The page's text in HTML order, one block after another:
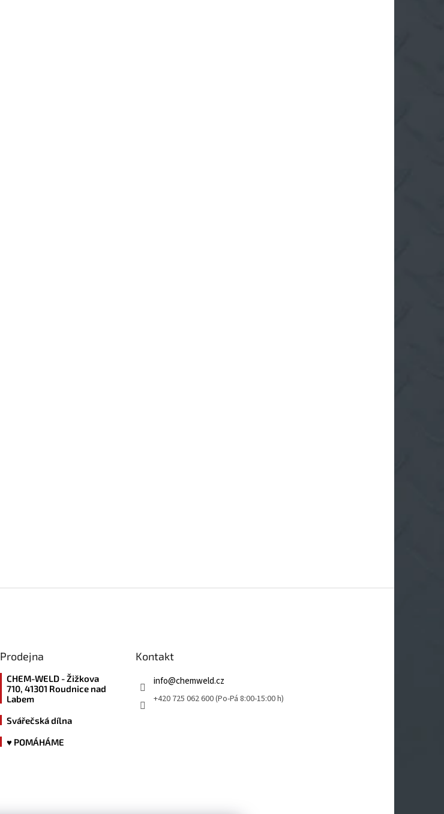
Prodejna
CHEM-WELD - Žižkova
710, 41301 Roudnice nad
Labem
Svářečská dílna
♥ POMÁHÁME
Kontakt
info@chemweld.cz
+420 725 062 600 (Po-Pá 8:00-15:00 h)